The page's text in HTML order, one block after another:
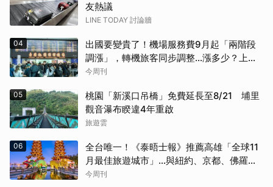
友熱議
LINE TODAY 討論牆
04
出國要變貴了！機場服務費9月起「兩階段
調漲」，轉機旅客同步調整…漲多少？上路
時間曝光
今周刊
05
桃園「新溪口吊橋」免費延長至8/21 埔里
觀音瀑布睽違4年重啟
旅遊雲
06
全台唯一！《泰晤士報》推薦高雄「全球11
月最佳旅遊城市」…與紐約、京都、佛羅倫
斯共同入榜，理由曝光
今周刊